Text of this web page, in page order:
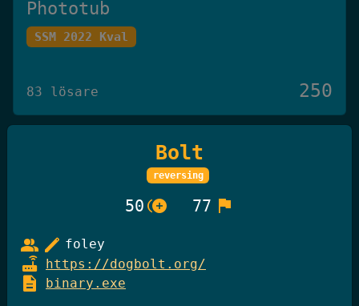
Phototub
SSM 2022 Kval
83 lösare 250
Det Omöjliga Spelet
Knäck Koden 2025
27 lösare
GiffelBanken Valv 2
Bolt
reversing
50 control_point_duplicate 77 flag
group edit foley
router https://dogbolt.org/
description binary.exe